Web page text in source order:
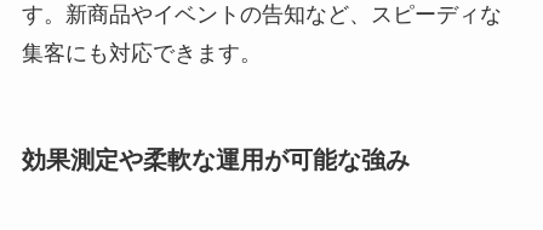
す。新商品やイベントの告知など、スピーディな
集客にも対応できます。
効果測定や柔軟な運用が可能な強み